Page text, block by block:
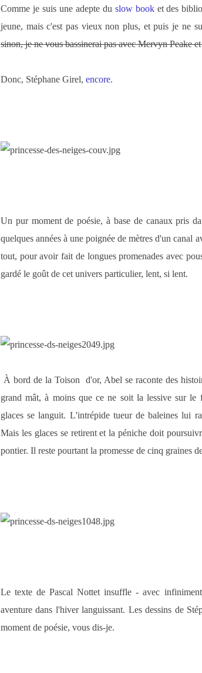
Comme je suis une adepte du slow booket des
jeune, mais c'est pas vieux non plus, et puis je ne
sinon, je ne vous bassinerai pas avec Mervyn Peake
Donc, Stéphane Girel, encore.
Un pur moment de poésie, à base de canaux pris
quelques années à une poignée de mètres d'un canal
tout, pour avoir fait de longues promenades avec
gardé le goût de cet univers particulier, lent, si lent.
À bord de la Toison d'or, Abel se raconte des
grand mât, à moins que ce ne soit la lessive sur le
glaces se languit. L'intrépide tueur de baleines lui
Mais les glaces se retirent et la péniche doit
pontier. Il reste pourtant la promesse de cinq graines
Le texte de Pascal Nottet insuffle - avec
aventure dans l'hiver languissant. Les dessins de
moment de poésie, vous dis-je.